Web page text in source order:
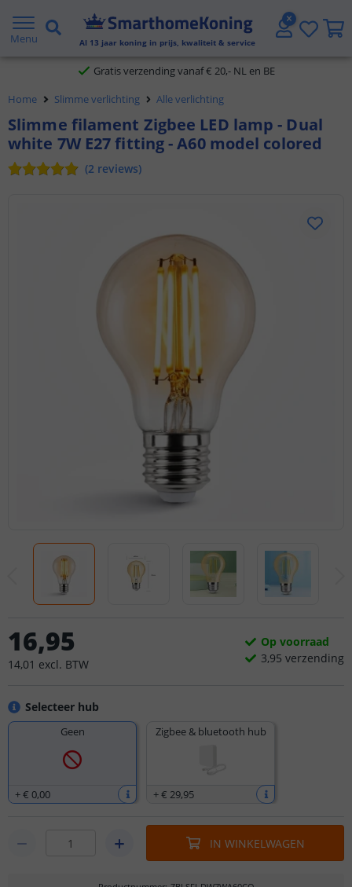
Menu Al 13 jaar koning in prijs, kwaliteit & service
2 jaar garantie
Gratis verzending vanaf € 20,- NL en BE
Klantbeoordeling 9.1
Voor 23:45 uur besteld,morgen in huis
Home Slimme verlichting Alle verlichting
Slimme filament Zigbee LED lamp - Dual
white 7W E27 fitting - A60 model colored
(2 reviews)
Selecteer hub
Geen
+€ 0,00
Zigbee & bluetooth hub
+€ 29,95
16,95
14,01 excl. BTW
Op voorraad
3,95 verzending
IN WINKELWAGEN